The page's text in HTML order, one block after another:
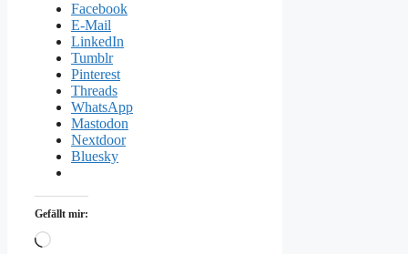
Facebook
E-Mail
LinkedIn
Tumblr
Pinterest
Threads
WhatsApp
Mastodon
Nextdoor
Bluesky
Gefällt mir:
Wird